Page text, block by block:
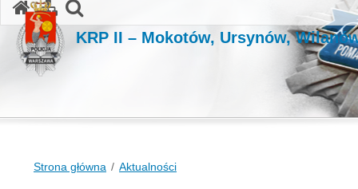
KRP II – Mokotów, Ursynów,
Strona główna Aktualności